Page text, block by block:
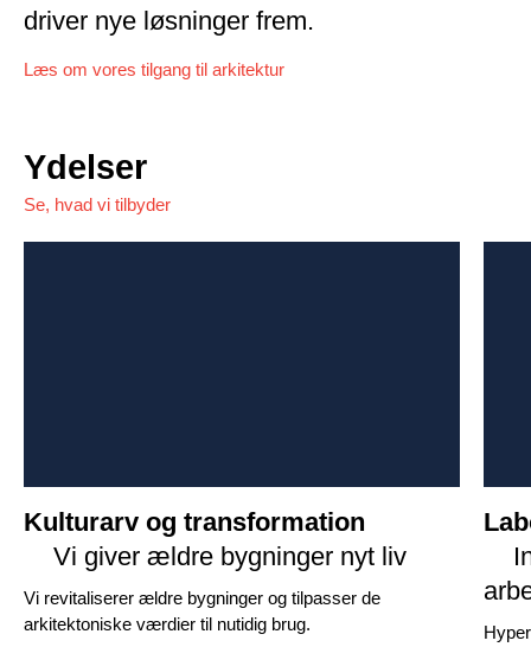
driver nye løsninger frem.
Læs om vores tilgang til arkitektur
Ydelser
Se, hvad vi tilbyder
Kulturarv og transformation
Vi giver ældre bygninger nyt liv
Vi revitaliserer ældre bygninger og tilpasser de
arkitektoniske værdier til nutidig brug.